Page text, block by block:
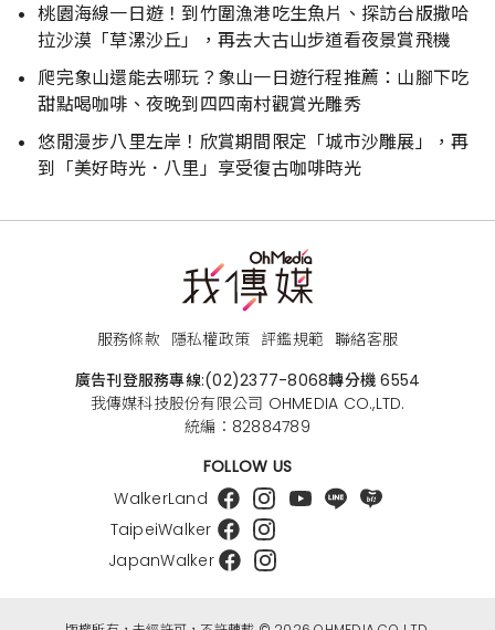
桃園海線一日遊！到竹圍漁港吃生魚片、探訪台版撒哈
拉沙漠「草漯沙丘」，再去大古山步道看夜景賞飛機
爬完象山還能去哪玩？象山一日遊行程推薦：山腳下吃
甜點喝咖啡、夜晚到四四南村觀賞光雕秀
悠閒漫步八里左岸！欣賞期間限定「城市沙雕展」，再
到「美好時光．八里」享受復古咖啡時光
服務條款 隱私權政策 評鑑規範 聯絡客服
廣告刊登服務專線:(02)2377-8068轉分機 6554
我傳媒科技股份有限公司 OHMEDIA CO.,LTD.
統編：82884789
FOLLOW US
WalkerLand
TaipeiWalker
JapanWalker